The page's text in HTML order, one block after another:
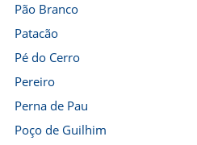
Pão Branco
Patacão
Pé do Cerro
Pereiro
Perna de Pau
Poço de Guilhim